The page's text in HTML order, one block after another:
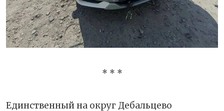
* * *
Единственный на округ Дебальцево